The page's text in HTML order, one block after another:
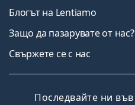
Блогът на Lentiamo
Защо да пазарувате от нас?
Свържете се с нас
Последвайте ни във